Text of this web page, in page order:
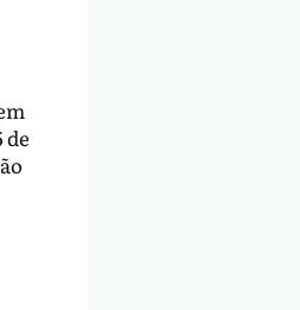
de